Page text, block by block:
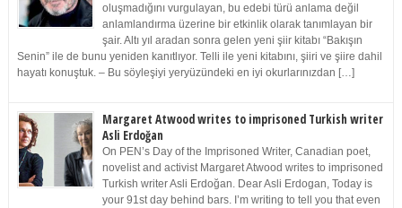
oluşmadığını vurgulayan, bu edebi türü anlama değil
anlamlandırma üzerine bir etkinlik olarak tanımlayan bir
şair. Altı yıl aradan sonra gelen yeni şiir kitabı “Bakışın
Senin” ile de bunu yeniden kanıtlıyor. Telli ile yeni kitabını, şiiri ve şiire dahil
hayatı konuştuk. – Bu söyleşiyi yeryüzündeki en iyi okurlarınızdan […]
Margaret Atwood writes to imprisoned Turkish writer
Asli Erdoğan
On PEN’s Day of the Imprisoned Writer, Canadian poet,
novelist and activist Margaret Atwood writes to imprisoned
Turkish writer Asli Erdoğan. Dear Asli Erdogan, Today is
your 91st day behind bars. I’m writing to tell you that even